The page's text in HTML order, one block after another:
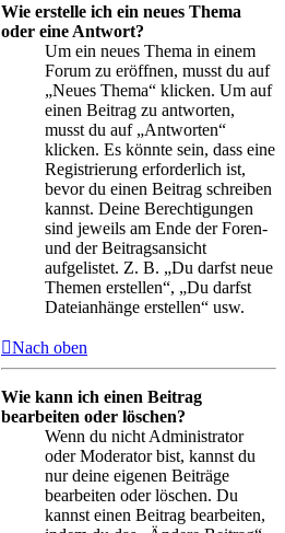
Wie erstelle ich ein neues Thema
oder eine Antwort?
Um ein neues Thema in einem
Forum zu eröffnen, musst du auf
„Neues Thema“ klicken. Um auf
einen Beitrag zu antworten,
musst du auf „Antworten“
klicken. Es könnte sein, dass eine
Registrierung erforderlich ist,
bevor du einen Beitrag schreiben
kannst. Deine Berechtigungen
sind jeweils am Ende der Foren-
und der Beitragsansicht
aufgelistet. Z. B. „Du darfst neue
Themen erstellen“, „Du darfst
Dateianhänge erstellen“ usw.
Nach oben
Wie kann ich einen Beitrag
bearbeiten oder löschen?
Wenn du nicht Administrator
oder Moderator bist, kannst du
nur deine eigenen Beiträge
bearbeiten oder löschen. Du
kannst einen Beitrag bearbeiten,